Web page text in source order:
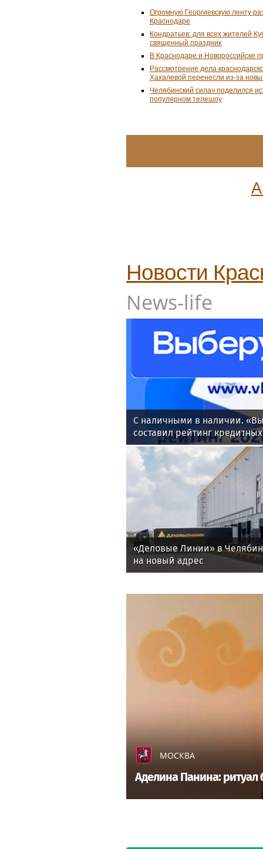
Огромную Георгиевскую ленту
Краснодаре
Кондратьев: для всех жителей
священный праздник
В Краснодаре и Новороссийске
Рассмотрение дела
Хахалевой перенесли из-за
Челябинский силач поделился
популярном телешоу
Новости
News-life
С наличными в наличии.
составил рейтинг
денег за июль 2026 года
«Деловые Линии» в
на новый адрес
МОСКВА
Аделина Панина: ритуал